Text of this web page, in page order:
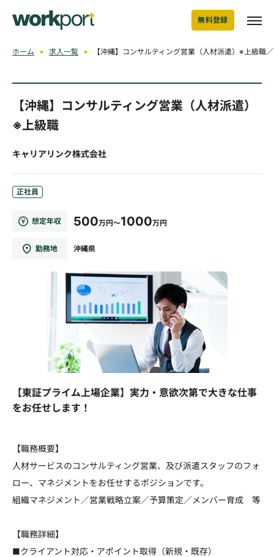
無料登録
ホーム 求人一覧 【沖縄】コンサルティング営業（人材派遣）※上級職
【沖縄】コンサルティング営業（人材派遣）
※上級職
キャリアリンク株式会社
正社員
想定年収 500万円～1000万円
勤務地 沖縄県
【東証プライム上場企業】実力・意欲次第で大きな仕事
をお任せします！
【職務概要】
人材サービスのコンサルティング営業、及び派遣スタッフのフォ
ロー、マネジメントをお任せするポジションです。
組織マネジメント／営業戦略立案／予算策定／メンバー育成 等
【職務詳細】
■クライアント対応・アポイント取得（新規・既存）